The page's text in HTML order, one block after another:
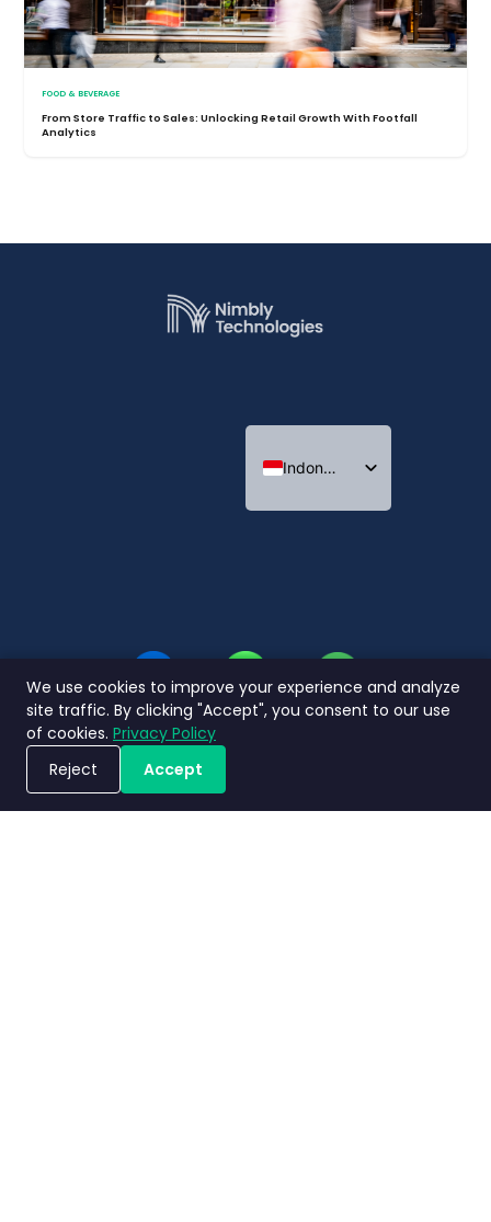
Jadwalkan Demo
FOOD & BEVERAGE
From Store Traffic to Sales: Unlocking Retail Growth With Footfall
Analytics
Indonesian
English
We use cookies to improve your experience and analyze
site traffic. By clicking "Accept", you consent to our use
of cookies. Privacy Policy
Reject
Accept